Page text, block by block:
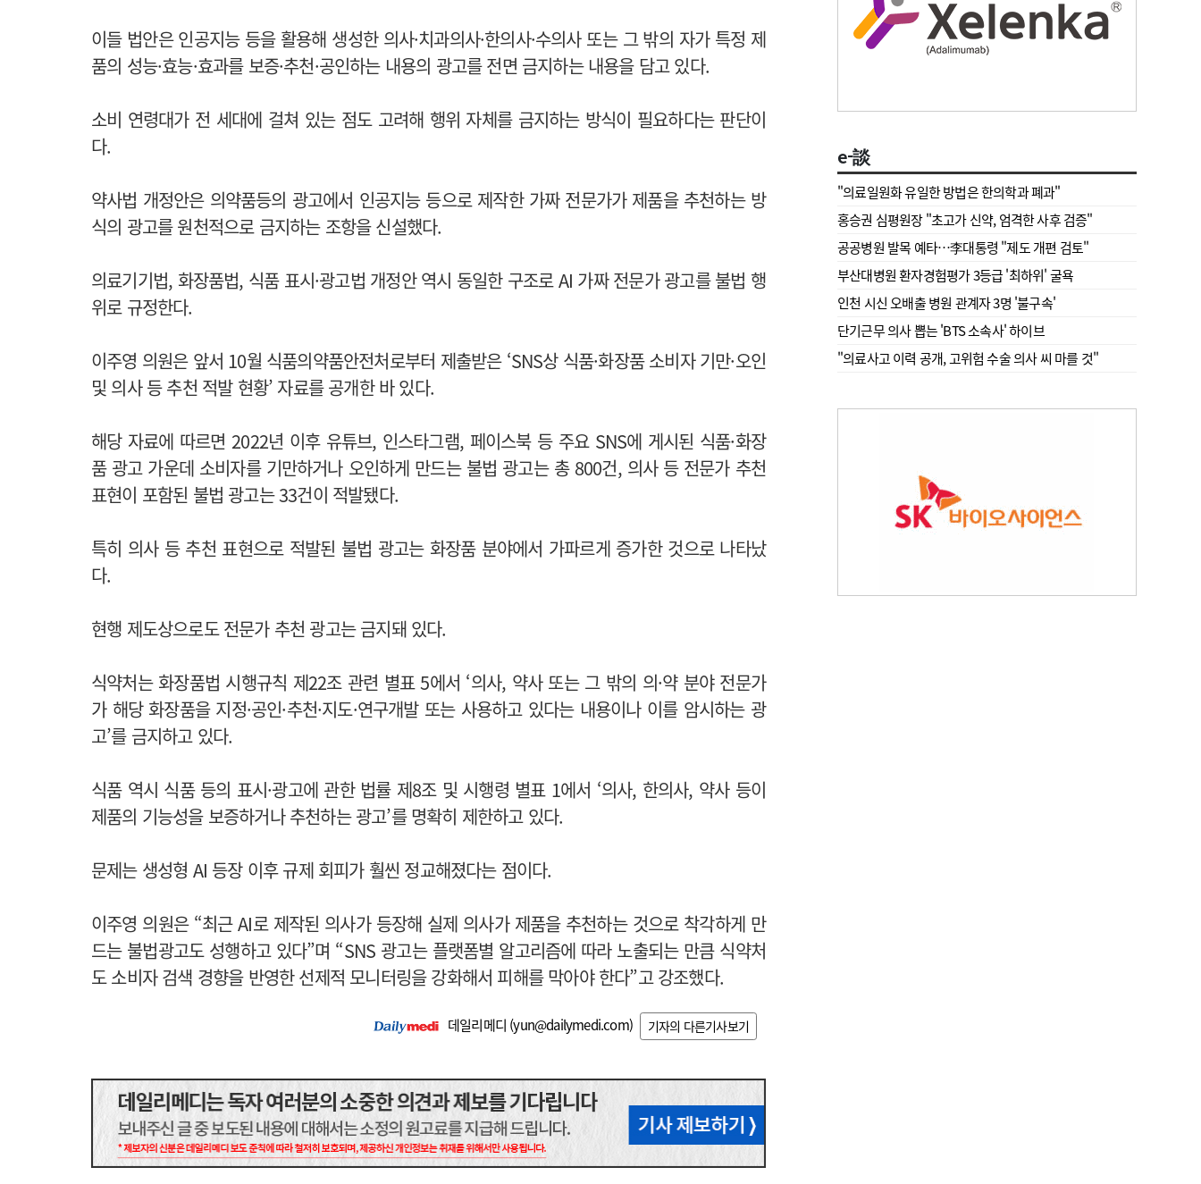
이들 법안은 인공지능 등을 활용해 생성한 의사·치과의사·한의사·수의사 또는 그 밖의 자가 특정 제
품의 성능·효능·효과를 보증·추천·공인하는 내용의 광고를 전면 금지하는 내용을 담고 있다.
소비 연령대가 전 세대에 걸쳐 있는 점도 고려해 행위 자체를 금지하는 방식이 필요하다는 판단이
다.
약사법 개정안은 의약품등의 광고에서 인공지능 등으로 제작한 가짜 전문가가 제품을 추천하는 방
식의 광고를 원천적으로 금지하는 조항을 신설했다.
의료기기법, 화장품법, 식품 표시·광고법 개정안 역시 동일한 구조로 AI 가짜 전문가 광고를 불법 행
위로 규정한다.
이주영 의원은 앞서 10월 식품의약품안전처로부터 제출받은 ‘SNS상 식품·화장품 소비자 기만·오인
및 의사 등 추천 적발 현황’ 자료를 공개한 바 있다.
해당 자료에 따르면 2022년 이후 유튜브, 인스타그램, 페이스북 등 주요 SNS에 게시된 식품·화장
품 광고 가운데 소비자를 기만하거나 오인하게 만드는 불법 광고는 총 800건, 의사 등 전문가 추천
표현이 포함된 불법 광고는 33건이 적발됐다.
특히 의사 등 추천 표현으로 적발된 불법 광고는 화장품 분야에서 가파르게 증가한 것으로 나타났
다.
현행 제도상으로도 전문가 추천 광고는 금지돼 있다.
식약처는 화장품법 시행규칙 제22조 관련 별표 5에서 ‘의사, 약사 또는 그 밖의 의·약 분야 전문가
가 해당 화장품을 지정·공인·추천·지도·연구개발 또는 사용하고 있다는 내용이나 이를 암시하는 광
고’를 금지하고 있다.
식품 역시 식품 등의 표시·광고에 관한 법률 제8조 및 시행령 별표 1에서 ‘의사, 한의사, 약사 등이
제품의 기능성을 보증하거나 추천하는 광고’를 명확히 제한하고 있다.
문제는 생성형 AI 등장 이후 규제 회피가 훨씬 정교해졌다는 점이다.
이주영 의원은 “최근 AI로 제작된 의사가 등장해 실제 의사가 제품을 추천하는 것으로 착각하게 만
드는 불법광고도 성행하고 있다”며 “SNS 광고는 플랫폼별 알고리즘에 따라 노출되는 만큼 식약처
도 소비자 검색 경향을 반영한 선제적 모니터링을 강화해서 피해를 막아야 한다”고 강조했다.
데일리메디 (yun@dailymedi.com) 기자의 다른기사보기
e-談
"의료일원화 유일한 방법은 한의학과 폐과"
홍승권 심평원장 " 초고가 신약, 엄격한 사후 검증"
공공병원 발목 예타…李대통령 "제도 개편 검토"
부산대병원 환자경험평가 3등급 '최하위' 굴욕
인천 시신 오배출 병원 관계자 3명 '불구속'
단기근무 의사 뽑는 'BTS 소속사' 하이브
"의료사고 이력 공개, 고위험 수술 의사 씨 마를 것"